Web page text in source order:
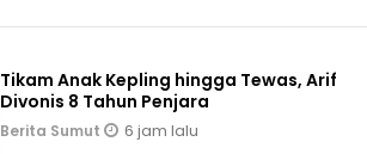
Tikam Anak Kepling hingga Tewas, Arif
Divonis 8 Tahun Penjara
Berita Sumut 6 jam lalu